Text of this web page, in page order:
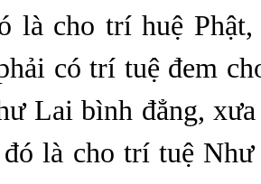
là cho trí huệ
có trí tuệ đem
Lai bình đẳng, xưa
là cho trí tuệ